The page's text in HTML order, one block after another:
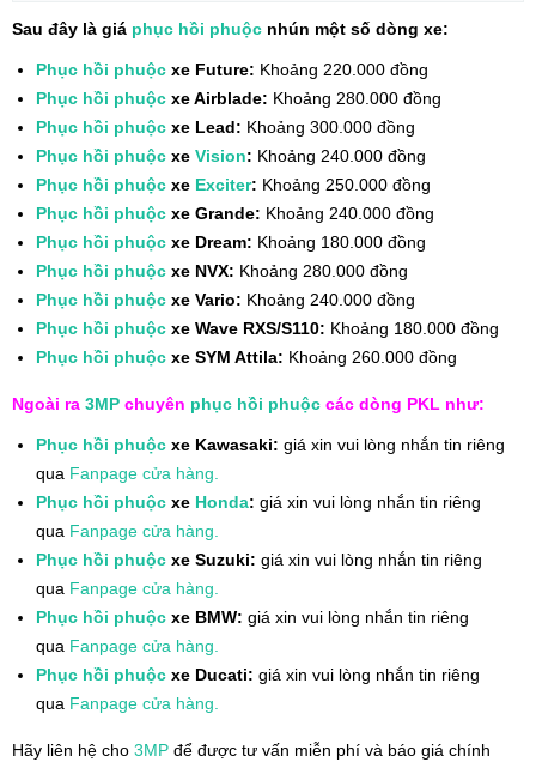
Sau đây là giá phục hồi phuộc nhún một số dòng xe:
Phục hồi phuộc xe Future: Khoảng 220.000 đồng
Phục hồi phuộc xe Airblade: Khoảng 280.000 đồng
Phục hồi phuộc xe Lead: Khoảng 300.000 đồng
Phục hồi phuộc xe Vision: Khoảng 240.000 đồng
Phục hồi phuộc xe Exciter: Khoảng 250.000 đồng
Phục hồi phuộc xe Grande: Khoảng 240.000 đồng
Phục hồi phuộc xe Dream: Khoảng 180.000 đồng
Phục hồi phuộc xe NVX: Khoảng 280.000 đồng
Phục hồi phuộc xe Vario: Khoảng 240.000 đồng
Phục hồi phuộc xe Wave RXS/S110: Khoảng 180.000 đồng
Phục hồi phuộc xe SYM Attila: Khoảng 260.000 đồng
Ngoài ra 3MP chuyên phục hồi phuộc các dòng PKL như:
Phục hồi phuộc xe Kawasaki: giá xin vui lòng nhắn tin riêng
qua Fanpage cửa hàng.
Phục hồi phuộc xe Honda: giá xin vui lòng nhắn tin riêng
qua Fanpage cửa hàng.
Phục hồi phuộc xe Suzuki: giá xin vui lòng nhắn tin riêng
qua Fanpage cửa hàng.
Phục hồi phuộc xe BMW: giá xin vui lòng nhắn tin riêng
qua Fanpage cửa hàng.
Phục hồi phuộc xe Ducati: giá xin vui lòng nhắn tin riêng
qua Fanpage cửa hàng.
Hãy liên hệ cho 3MP để được tư vấn miễn phí và báo giá chính